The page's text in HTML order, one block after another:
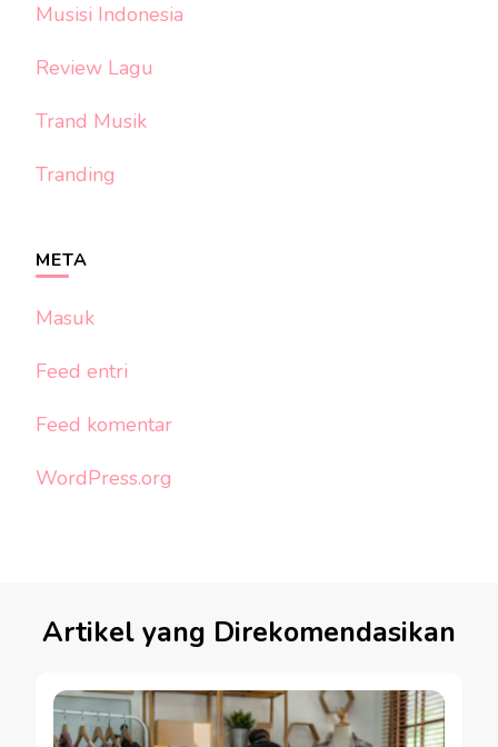
Musisi Indonesia
Review Lagu
Trand Musik
Tranding
META
Masuk
Feed entri
Feed komentar
WordPress.org
Artikel yang Direkomendasikan